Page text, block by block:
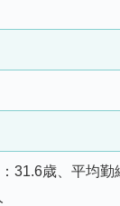
31.6歳、平均勤